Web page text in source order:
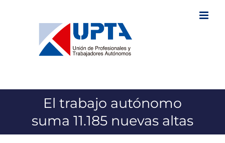
El trabajo autónomo
suma 11.185 nuevas altas